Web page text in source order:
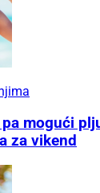
mogući
za vikend